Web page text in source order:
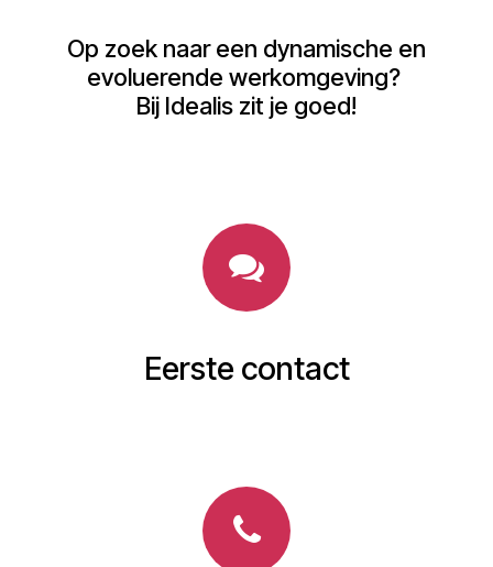
Op zoek naar een dynamische en
evoluerende werkomgeving?
Bij Idealis zit je goed!
Eerste contact